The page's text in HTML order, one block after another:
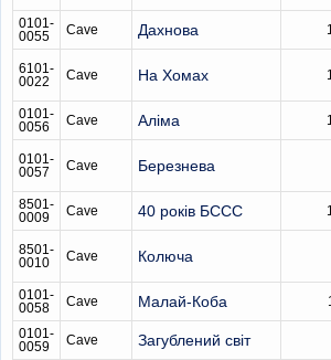
0101-
0055
Cave Дахнова
6101-
0022
Cave На Хомах
0101-
0056
Cave Аліма
0101-
0057
Cave Березнева
8501-
0009
Cave 40 років БССС
8501-
0010
Cave Колюча
0101-
0058
Cave Малай-Коба
0101-
0059
Cave Загублений світ